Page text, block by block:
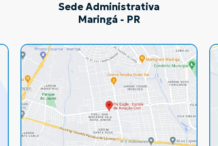
Sede Administrativa
Maringá - PR